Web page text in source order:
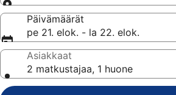
Päivämäärät
pe 21. elok. - la 22. elok.
Asiakkaat
2 matkustajaa, 1 huone